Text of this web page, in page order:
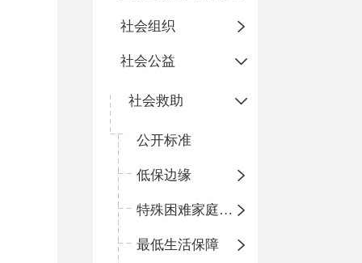
社会组织
社会公益
社会救助
公开标准
低保边缘
特殊困难家庭照护
最低生活保障